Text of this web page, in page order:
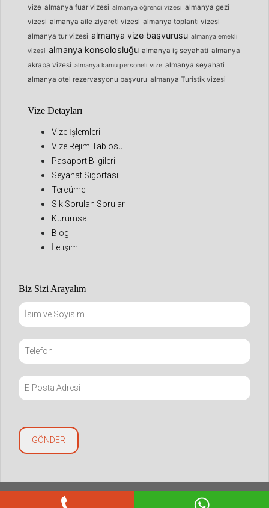
vize almanya fuar vizesi almanya öğrenci vizesi almanya gezi
vizesi almanya aile ziyareti vizesi almanya toplantı vizesi
almanya tur vizesi almanya vize başvurusu almanya emekli
vizesi almanya konsolosluğu almanya iş seyahati almanya
akraba vizesi almanya kamu personeli vize almanya seyahati
almanya otel rezervasyonu başvuru almanya Turistik vizesi
Vize Detayları
Vize İşlemleri
Vize Rejim Tablosu
Pasaport Bilgileri
Seyahat Sigortası
Tercüme
Sık Sorulan Sorular
Kurumsal
Blog
İletişim
Biz Sizi Arayalım
Copyright © 2021 mapivize.com. All Rights Reserved.